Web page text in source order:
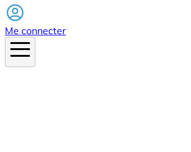
Me connecter